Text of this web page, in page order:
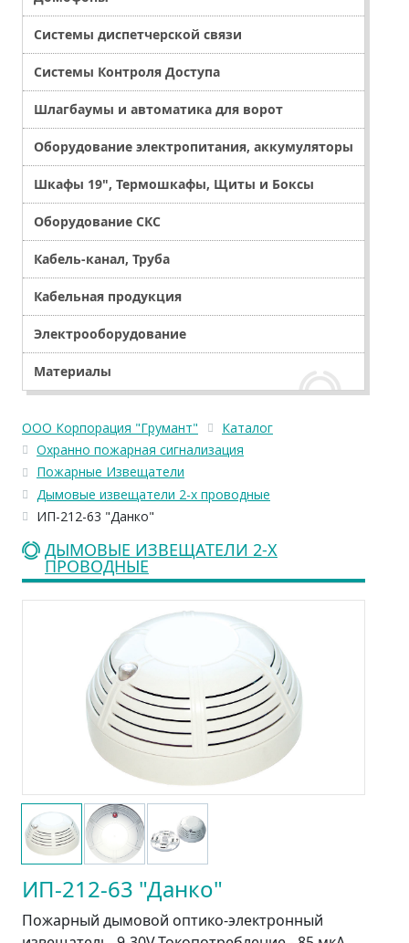
Системы диспетчерской связи
Системы Контроля Доступа
Шлагбаумы и автоматика для ворот
Оборудование электропитания, аккумуляторы
Шкафы 19", Термошкафы, Щиты и Боксы
Оборудование СКС
Кабель-канал, Труба
Кабельная продукция
Электрооборудование
Материалы
ООО Корпорация "Грумант"
Каталог
Охранно пожарная сигнализация
Пожарные Извещатели
Дымовые извещатели 2-х проводные
ИП-212-63 "Данко"
ДЫМОВЫЕ ИЗВЕЩАТЕЛИ 2-Х
ПРОВОДНЫЕ
ИП-212-63 "Данко"
Пожарный дымовой оптико-электронный